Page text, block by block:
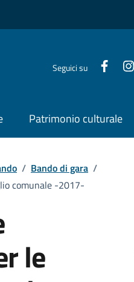
Seguici su
Patrimonio culturale
/ Bando di gara /
comunale -2017-
le